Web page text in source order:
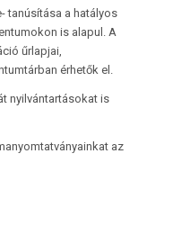
tanúsítása a hatályos
is alapul. A
űrlapjai,
érhetők el.
nyilvántartásokat is
az